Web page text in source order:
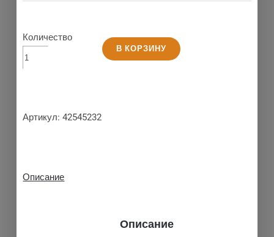
Количество
В КОРЗИНУ
Артикул:42545232
Описание
Описание